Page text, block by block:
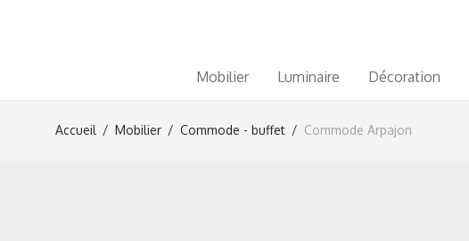
Mobilier Luminaire Décoration
Accueil / Mobilier / Commode - buffet / Commode Arpajon